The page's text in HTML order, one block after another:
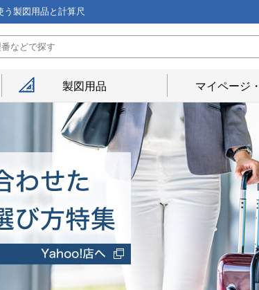
製図用品と計算尺
製図用品 マイページ